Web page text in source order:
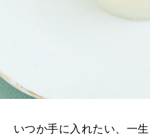
いつか手に入れたい、一